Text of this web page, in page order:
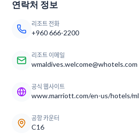
연락처 정보
리조트 전화
+960 666-2200
리조트 이메일
wmaldives.welcome@whotels.com
공식 웹사이트
공항 카운터
C16